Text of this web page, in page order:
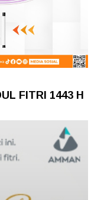
FITRI 1443 H